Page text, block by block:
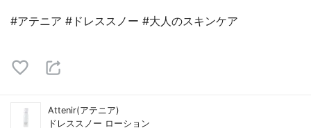
#アテニア #ドレススノー #大人のスキンケア
Attenir(アテニア)
ドレススノー ローション